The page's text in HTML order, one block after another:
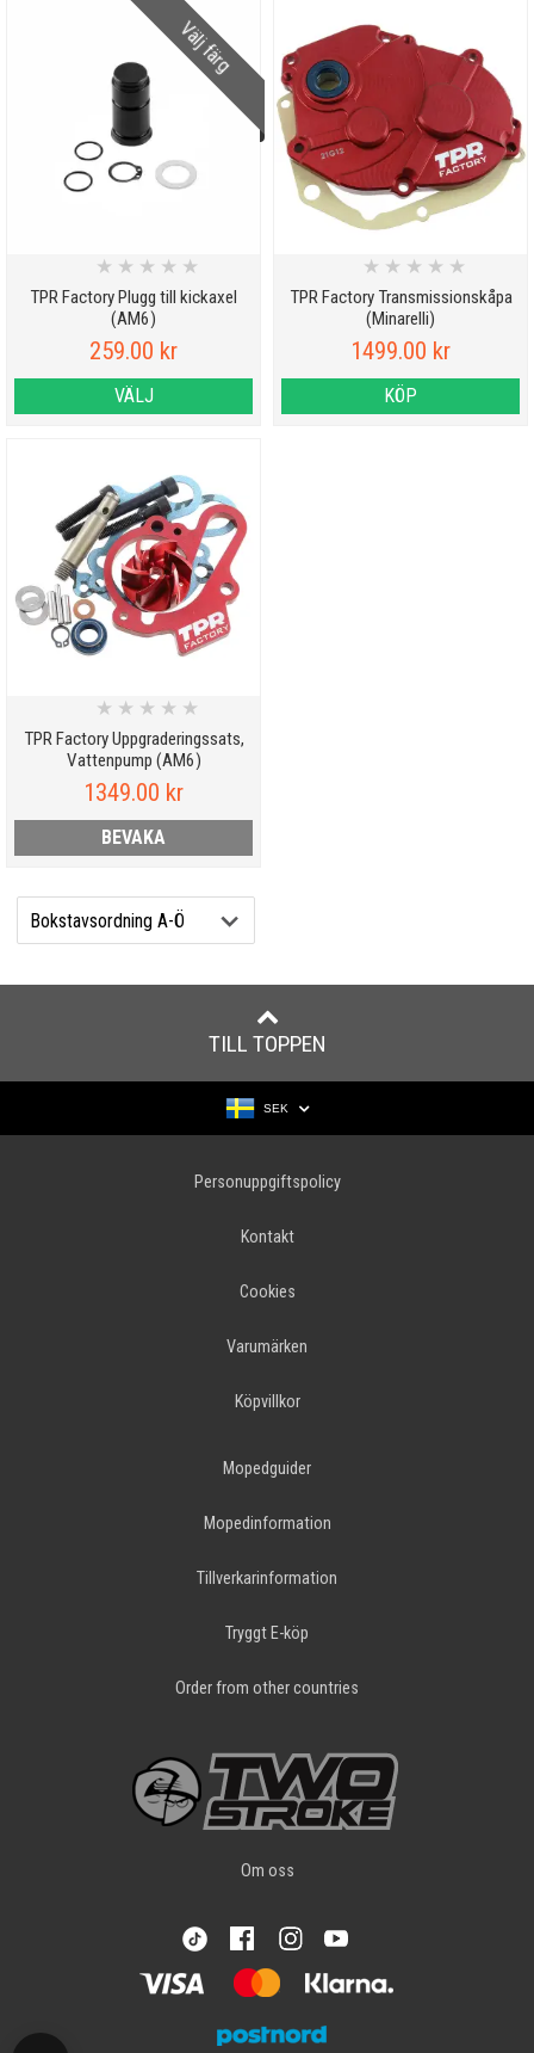
Välj färg
TPR Factory Plugg till kickaxel
(AM6)
★ ★ ★ ★ ★
259.00 kr
VÄLJ
TPR Factory Transmissionskåpa
(Minarelli)
★ ★ ★ ★ ★
1499.00 kr
KÖP
TPR Factory Uppgraderingssats,
Vattenpump (AM6)
★ ★ ★ ★ ★
1349.00 kr
BEVAKA
TILL TOPPEN
SEK
Personuppgiftspolicy
Kontakt
Cookies
Varumärken
Köpvillkor
Mopedguider
Mopedinformation
Tillverkarinformation
Tryggt E-köp
Order from other countries
Om oss